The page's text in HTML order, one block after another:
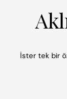
İster tek bir